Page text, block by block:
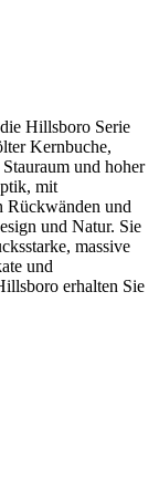
Hillsboro Serie
Kernbuche,
und hoher
mit
Rückwänden und
und Natur. Sie
massive
und
erhalten Sie